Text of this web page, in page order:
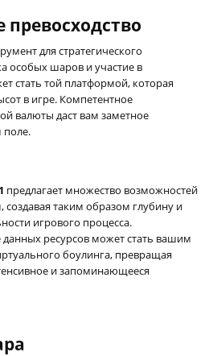
превосходство
для стратегического
особых шаров и участие в
стать той платформой, которая
в игре. Компетентное
валюты даст вам заметное
поле.
предлагает множество возможностей
создавая таким образом глубину и
игрового процесса.
ресурсов может стать вашим
боулинга, превращая
и запоминающееся